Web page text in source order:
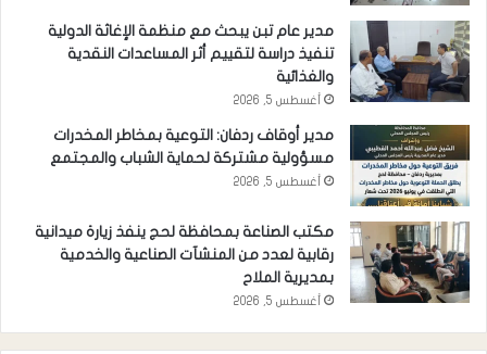
مدير عام تبن يبحث مع منظمة الإغاثة الدولية
تنفيذ دراسة لتقييم أثر المساعدات النقدية
والغذائية
أغسطس 5, 2026
مدير أوقاف ردفان: التوعية بمخاطر المخدرات
مسؤولية مشتركة لحماية الشباب والمجتمع
أغسطس 5, 2026
مكتب الصناعة بمحافظة لحج ينفذ زيارة ميدانية
رقابية لعدد من المنشآت الصناعية والخدمية
بمديرية الملاح
أغسطس 5, 2026